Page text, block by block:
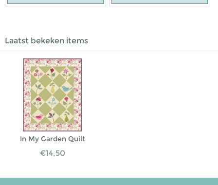
Laatst bekeken items
In My Garden Quilt
€14,50